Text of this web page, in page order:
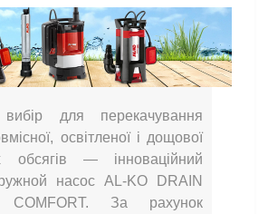
для перекачування
освітленої і дощової
обсягів — інноваційний
насос AL-KO DRAIN
COMFORT. За рахунок